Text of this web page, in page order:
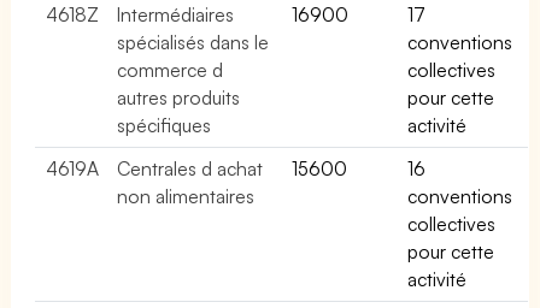
4618Z
Intermédiaires
spécialisés dans le
commerce d
autres produits
spécifiques
16900
17
conventions
collectives
pour cette
activité
4619A
Centrales d achat
non alimentaires
15600
16
conventions
collectives
pour cette
activité